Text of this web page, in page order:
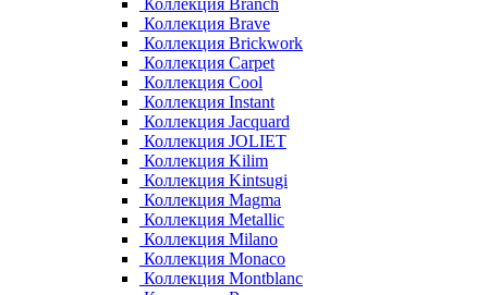
Коллекция Branch
Коллекция Brave
Коллекция Brickwork
Коллекция Carpet
Коллекция Cool
Коллекция Instant
Коллекция Jacquard
Коллекция JOLIET
Коллекция Kilim
Коллекция Kintsugi
Коллекция Magma
Коллекция Metallic
Коллекция Milano
Коллекция Monaco
Коллекция Montblanc